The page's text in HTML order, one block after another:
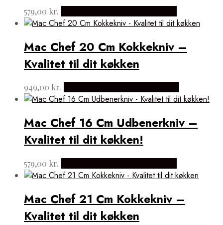
579,00 kr.
Mac Chef 20 Cm Kokkekniv –
Kvalitet til dit køkken
949,00 kr.
Mac Chef 16 Cm Udbenerkniv –
Kvalitet til dit køkken!
579,00 kr.
Mac Chef 21 Cm Kokkekniv –
Kvalitet til dit køkken